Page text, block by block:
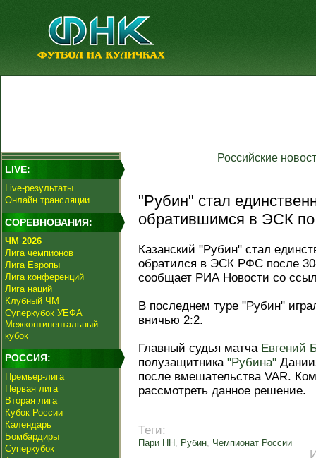
LIVE:
Live-результаты
Онлайн трансляции
СОРЕВНОВАНИЯ:
ЧМ 2026
Лига чемпионов
Лига Европы
Лига конференций
Лига наций
Клубный ЧМ
Суперкубок УЕФА
Межконтинентальный
кубок
РОССИЯ:
Премьер-лига
Первая лига
Вторая лига
Кубок России
Календарь
Бомбардиры
Суперкубок
Российские
"Рубин" стал
обратившимся в ЭСК по
Казанский "Рубин" стал
обратился в ЭСК РФС после
сообщает РИА Новости со
В последнем туре "Рубин"
вничью 2:2.
Главный судья матча Евгений
полузащитника "Рубина"
после вмешательства VAR.
рассмотреть данное решение.
Теги:
Пари НН , Рубин, Чемпионат России